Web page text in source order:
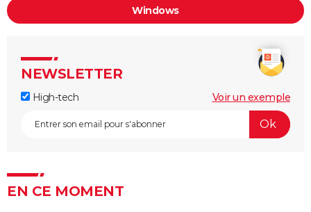
Windows
NEWSLETTER
High-tech Voir un exemple
EN CE MOMENT